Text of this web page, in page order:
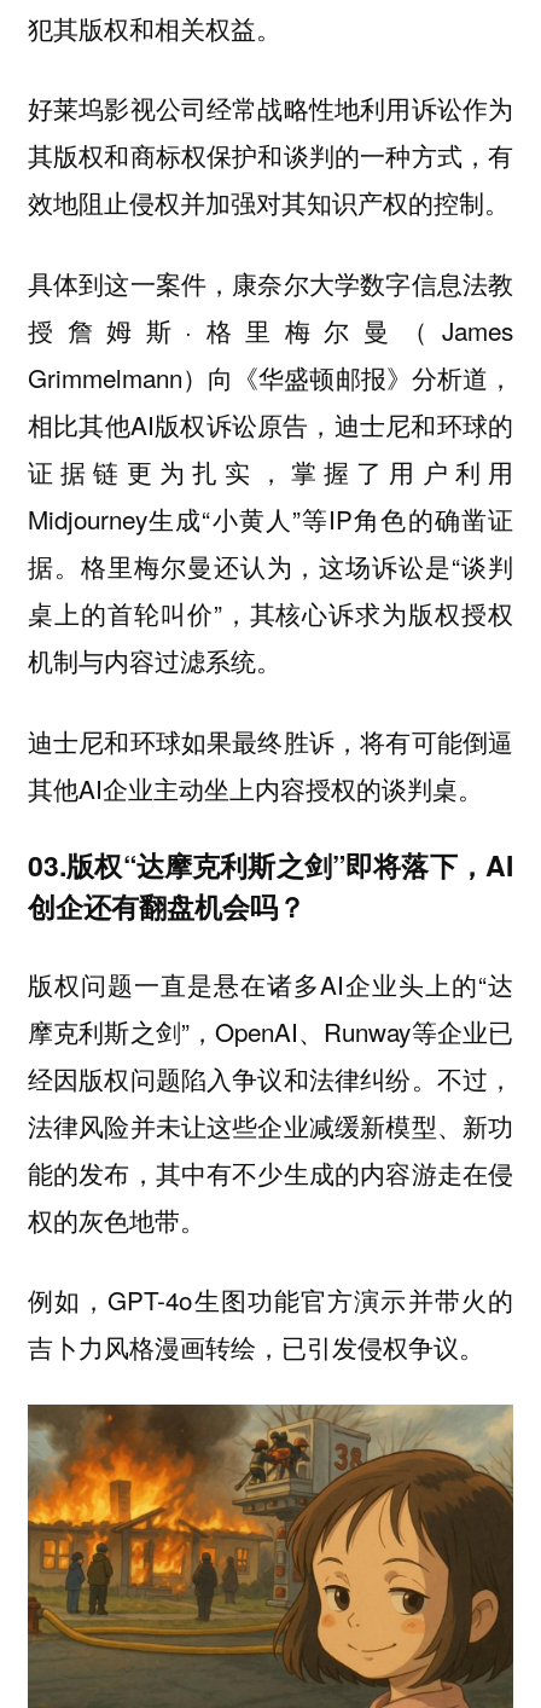
犯其版权和相关权益。
好莱坞影视公司经常战略性地利用诉讼作为
其版权和商标权保护和谈判的一种方式，有
效地阻止侵权并加强对其知识产权的控制。
具体到这一案件，康奈尔大学数字信息法教
授詹姆斯·格里梅尔曼（James
Grimmelmann）向《华盛顿邮报》分析道，
相比其他AI版权诉讼原告，迪士尼和环球的
证据链更为扎实，掌握了用户利用
Midjourney生成“小黄人”等IP角色的确凿证
据。格里梅尔曼还认为，这场诉讼是“谈判
桌上的首轮叫价”，其核心诉求为版权授权
机制与内容过滤系统。
迪士尼和环球如果最终胜诉，将有可能倒逼
其他AI企业主动坐上内容授权的谈判桌。
03.版权“达摩克利斯之剑”即将落下，AI
创企还有翻盘机会吗？
版权问题一直是悬在诸多AI企业头上的“达
摩克利斯之剑”，OpenAI、Runway等企业已
经因版权问题陷入争议和法律纠纷。不过，
法律风险并未让这些企业减缓新模型、新功
能的发布，其中有不少生成的内容游走在侵
权的灰色地带。
例如，GPT-4o生图功能官方演示并带火的
吉卜力风格漫画转绘，已引发侵权争议。